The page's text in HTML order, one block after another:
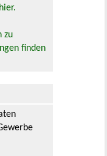
zu
finden